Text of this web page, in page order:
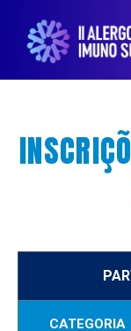
CATEGORIA